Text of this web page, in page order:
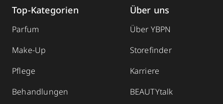
Top-Kategorien
Parfum
Make-Up
Pflege
Behandlungen
Über uns
Über YBPN
Storefinder
Karriere
BEAUTYtalk